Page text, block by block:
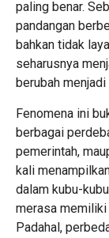
paling benar.
pandangan
bahkan tidak
seharusnya
berubah
Fenomena ini
berbagai
pemerintah,
kali
dalam kubu-
merasa memiliki
Padahal,